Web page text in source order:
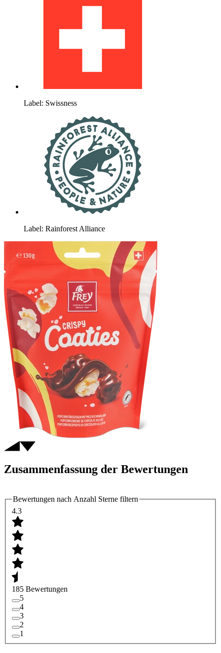
Label: Swissness
Label: Rainforest Alliance
Zusammenfassung der Bewertungen
Bewertungen nach Anzahl Sterne filtern
4.3
185 Bewertungen
5
4
3
2
1